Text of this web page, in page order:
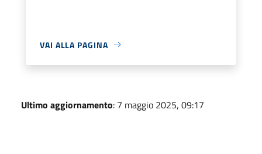
VAI ALLA PAGINA
Ultimo aggiornamento: 7 maggio 2025, 09:17